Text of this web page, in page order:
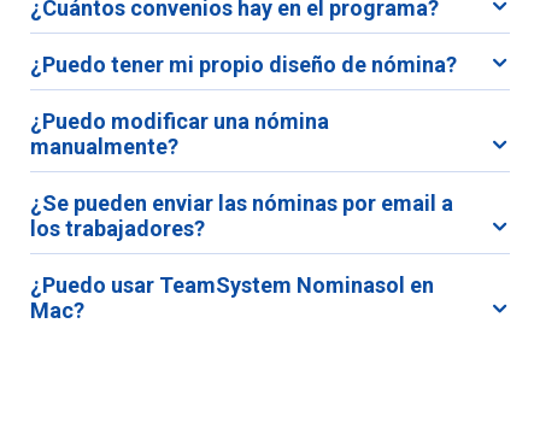
¿Cuántos convenios hay en el programa?
¿Puedo tener mi propio diseño de nómina?
¿Puedo modificar una nómina
manualmente?
¿Se pueden enviar las nóminas por email a
los trabajadores?
¿Puedo usar TeamSystem Nominasol en
Mac?